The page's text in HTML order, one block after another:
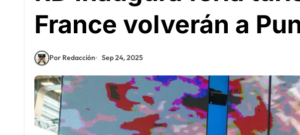
France volverán a
Por Redacción Sep 24, 2025